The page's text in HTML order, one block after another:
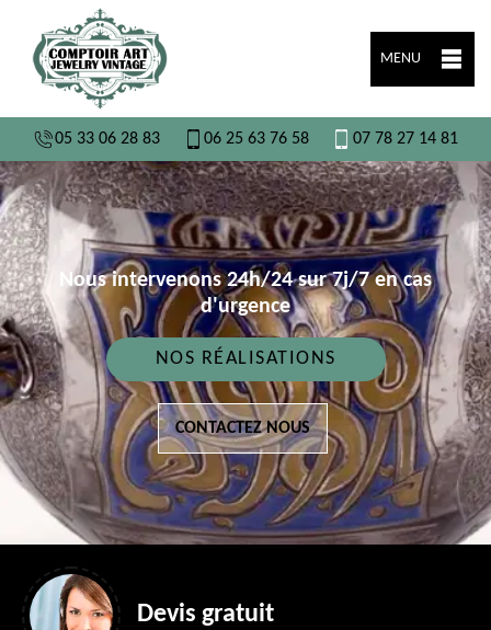
MENU
05 33 06 28 83 06 25 63 76 58 07 78 27 14 81
Nous intervenons 24h/24 sur 7j/7 en cas
d'urgence
NOS RÉALISATIONS
CONTACTEZ NOUS
Devis gratuit